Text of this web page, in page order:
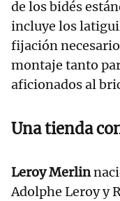
de los bidés
incluye los
fijación
montaje tanto
aficionados al
Una tienda
Leroy Merlin
Adolphe Leroy y